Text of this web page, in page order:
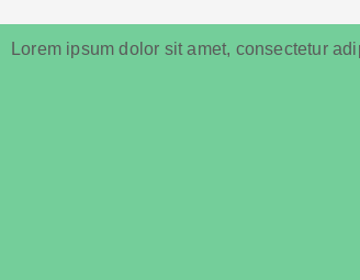
Lorem ipsum dolor sit amet, consectetur